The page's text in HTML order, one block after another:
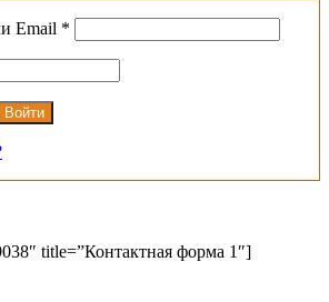
Email *
Войти
title=”Контактная форма 1″]